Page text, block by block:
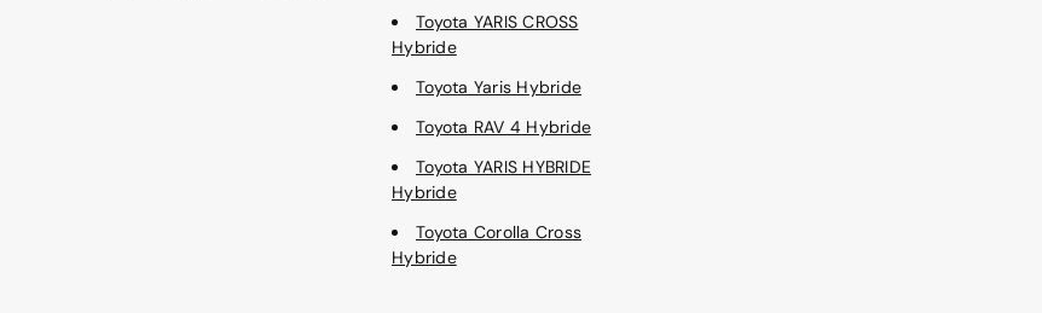
Toyota YARIS CROSS
Hybride
Toyota Yaris Hybride
Toyota RAV 4 Hybride
Toyota YARIS HYBRIDE
Hybride
Toyota Corolla Cross
Hybride